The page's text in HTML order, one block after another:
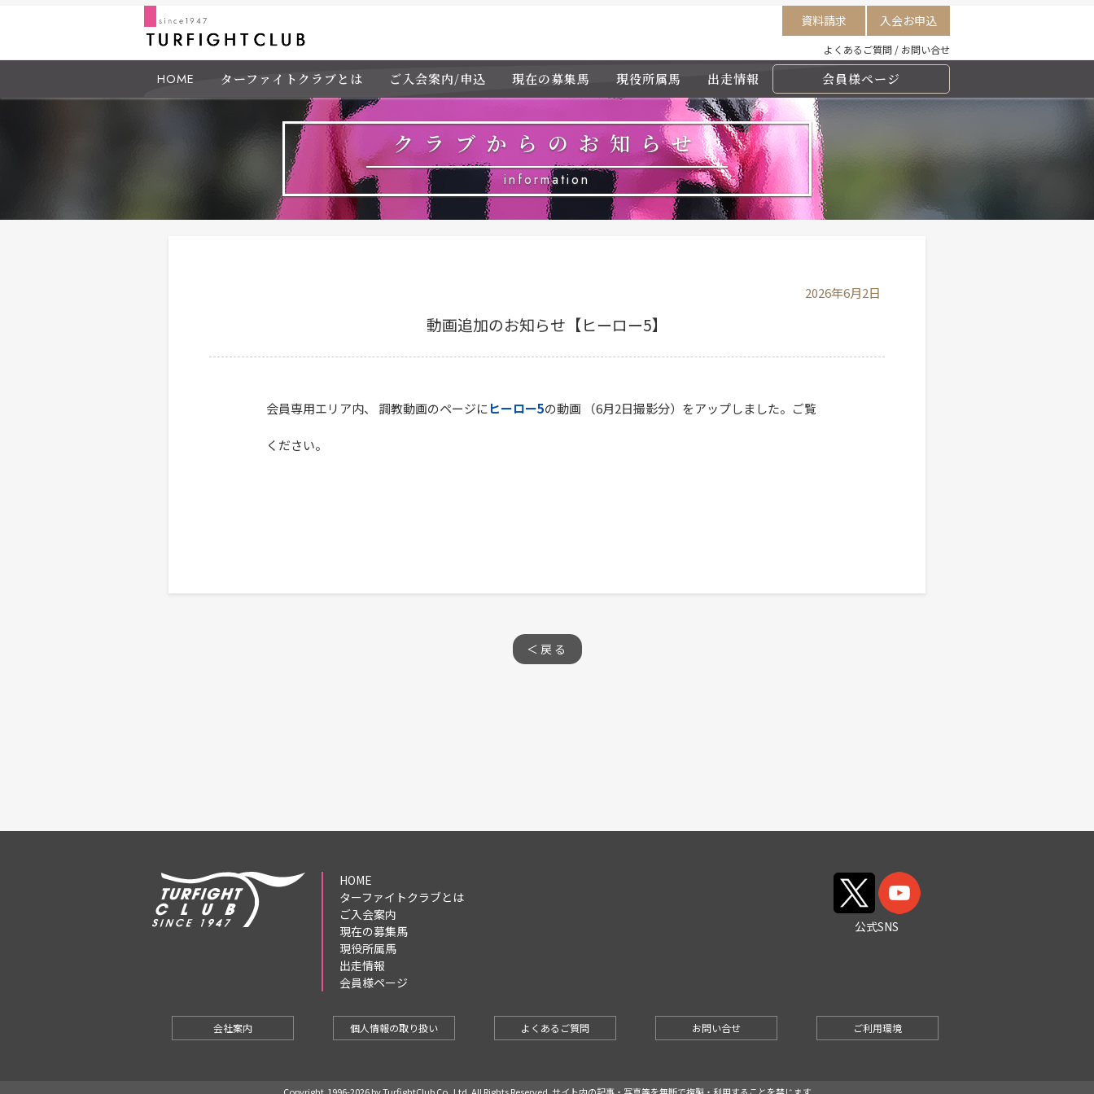
資料請求 入会お申込
よくあるご質問 / お問い合せ
HOME ターファイトクラブとは ご入会案内/申込 現在の募集馬 現役所属馬 出走情報 会員様ページ
クラブからのお知らせ
information
2026年6月2日
動画追加のお知らせ【ヒーロー5】
会員専用エリア内、 調教動画のページにヒーロー5の動画 （6月2日撮影分）をアップしました。ご覧
ください。
＜戻る
HOME
ターファイトクラブとは
ご入会案内
現在の募集馬
現役所属馬
出走情報
会員様ページ
公式SNS
会社案内 個人情報の取り扱い よくあるご質問 お問い合せ ご利用環境